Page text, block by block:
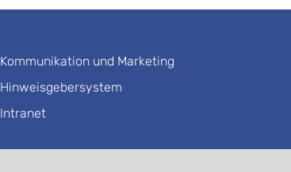
Kommunikation und Marketing
Hinweisgebersystem
Intranet